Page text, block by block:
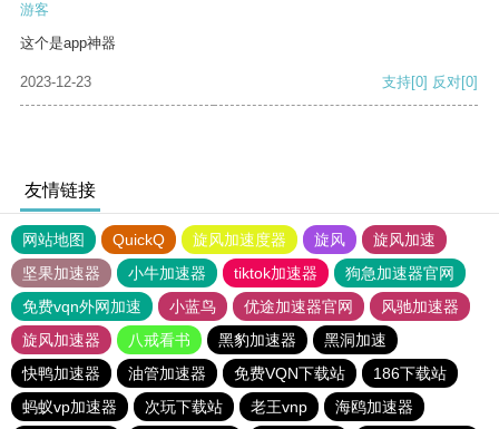
游客
这个是app神器
2023-12-23 支持[0] 反对[0]
友情链接
网站地图 QuickQ 旋风加速度器 旋风
旋风加速
坚果加速器
小牛加速器 tiktok加速器
狗急加速器官网
免费vqn外网加速
小蓝鸟 优途加速器官网
风驰加速器
旋风加速器
八戒看书 黑豹加速器
黑洞加速
快鸭加速器
油管加速器 免费VQN下载站
186下载站
蚂蚁vp加速器
次玩下载站 老王vnp 海鸥加速器